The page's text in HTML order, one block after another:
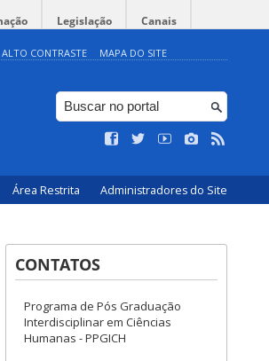
Legislação Canais
ALTO CONTRASTE MAPA DO SITE
Área Restrita Administradores do Site
CONTATOS
Programa de Pós Graduação
Interdisciplinar em Ciências
Humanas - PPGICH